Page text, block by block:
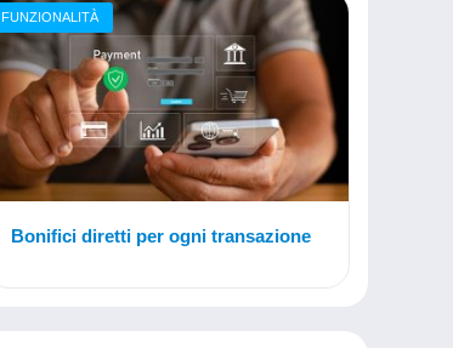
FUNZIONALITÀ
Bonifici diretti per ogni transazione